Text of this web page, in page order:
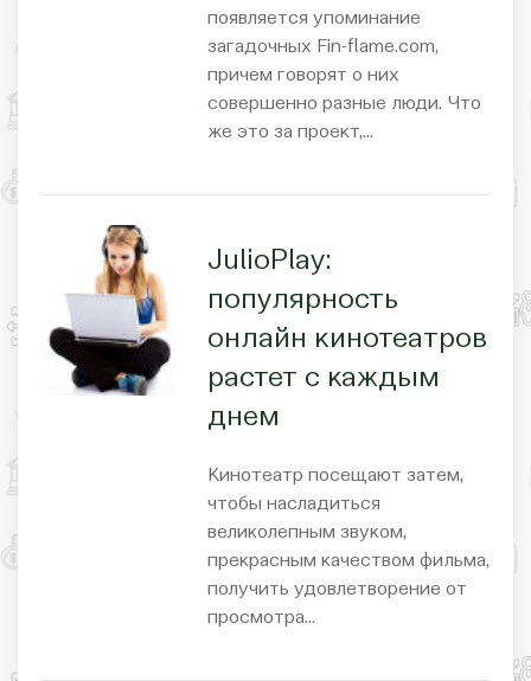
появляется упоминание
загадочных Fin-flame.com,
причем говорят о них
совершенно разные люди. Что
же это за проект,…
JulioPlay:
популярность
онлайн кинотеатров
растет с каждым
днем
Кинотеатр посещают затем,
чтобы насладиться
великолепным звуком,
прекрасным качеством фильма,
получить удовлетворение от
просмотра…